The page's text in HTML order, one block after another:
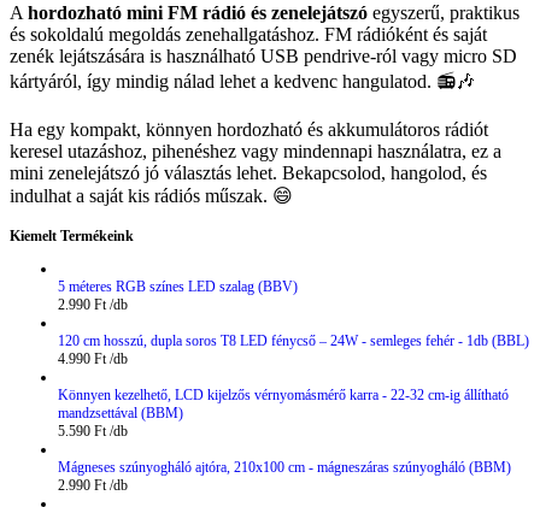
A hordozható mini FM rádió és zenelejátszó egyszerű, praktikus
és sokoldalú megoldás zenehallgatáshoz. FM rádióként és saját
zenék lejátszására is használható USB pendrive-ról vagy micro SD
kártyáról, így mindig nálad lehet a kedvenc hangulatod. 📻🎶
Ha egy kompakt, könnyen hordozható és akkumulátoros rádiót
keresel utazáshoz, pihenéshez vagy mindennapi használatra, ez a
mini zenelejátszó jó választás lehet. Bekapcsolod, hangolod, és
indulhat a saját kis rádiós műszak. 😄
Kiemelt Termékeink
5 méteres RGB színes LED szalag (BBV)
2.990 Ft
120 cm hosszú, dupla soros T8 LED fénycső – 24W - semleges fehér - 1db (BBL)
4.990 Ft
Könnyen kezelhető, LCD kijelzős vérnyomásmérő karra - 22-32 cm-ig állítható
mandzsettával (BBM)
5.590 Ft
Mágneses szúnyogháló ajtóra, 210x100 cm - mágneszáras szúnyogháló (BBM)
2.990 Ft